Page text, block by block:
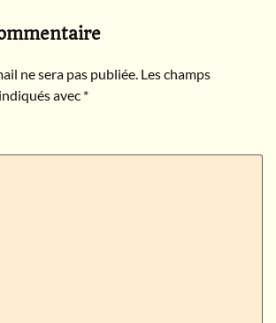
ne sera pas publiée. Les champs
avec *